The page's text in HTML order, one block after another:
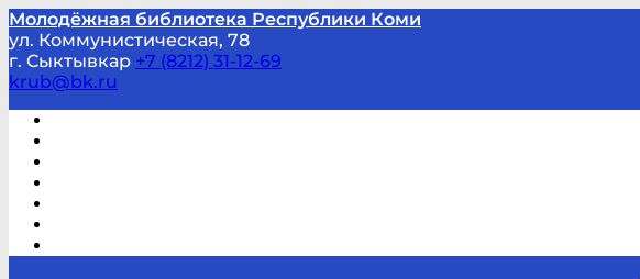
Молодёжная библиотека Республики Коми
ул. Коммунистическая, 78
г. Сыктывкар +7 (8212) 31-12-69
krub@bk.ru